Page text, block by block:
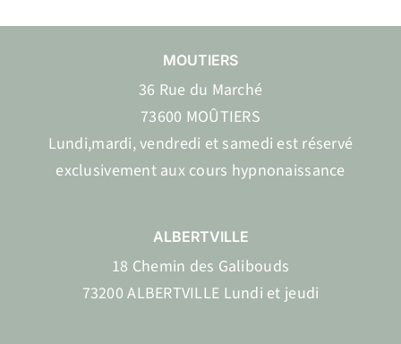
MOUTIERS
36 Rue du Marché
73600 MOÛTIERS
Lundi,mardi, vendredi et samedi est réservé
exclusivement aux cours hypnonaissance
ALBERTVILLE
18 Chemin des Galibouds
73200 ALBERTVILLE Lundi et jeudi